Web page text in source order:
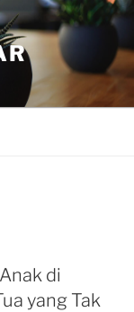
di
yang Tak